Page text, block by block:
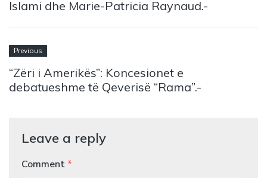
Islami dhe Marie-Patricia Raynaud.-
Previous
“Zëri i Amerikës”: Koncesionet e
debatueshme të Qeverisë “Rama”.-
Leave a reply
Comment *